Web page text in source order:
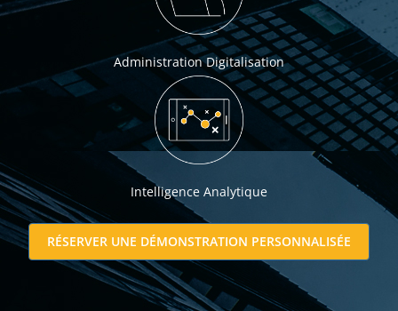
Administration Digitalisation
Intelligence Analytique
RÉSERVER UNE DÉMONSTRATION PERSONNALISÉE